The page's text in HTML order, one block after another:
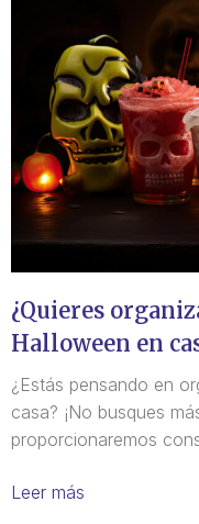
¿Quieres
Halloween en
¿Estás pensando en
casa? ¡No busques
proporcionaremos
Leer más